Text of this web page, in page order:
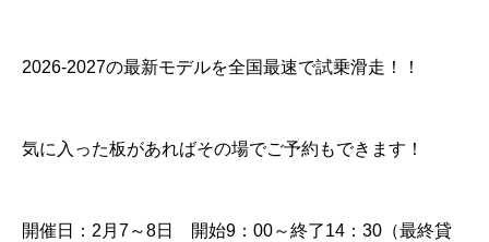
2026-2027の最新モデルを全国最速で試乗滑走！！
気に 入った板があればその場でご予約もできます！
開催日：2月7～8日 開始9：00～終了14：30（最終貸